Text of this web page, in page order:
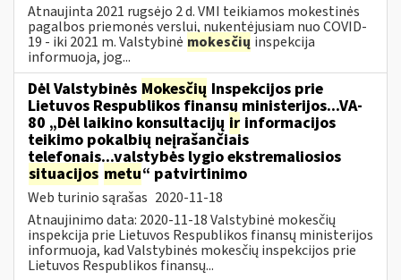
Atnaujinta 2021 rugsėjo 2 d. VMI teikiamos mokestinės
pagalbos priemonės verslui, nukentėjusiam nuo COVID-
19 - iki 2021 m. Valstybinė mokesčių inspekcija
informuoja, jog...
Dėl Valstybinės Mokesčių Inspekcijos prie
Lietuvos Respublikos finansų ministerijos...VA-
80 „Dėl laikino konsultacijų ir informacijos
teikimo pokalbių neįrašančiais
telefonais...valstybės lygio ekstremaliosios
situacijos metu“ patvirtinimo
Web turinio sąrašas 2020-11-18
Atnaujinimo data: 2020-11-18 Valstybinė mokesčių
inspekcija prie Lietuvos Respublikos finansų ministerijos
informuoja, kad Valstybinės mokesčių inspekcijos prie
Lietuvos Respublikos finansų...